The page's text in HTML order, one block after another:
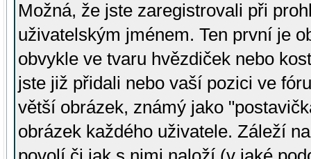
Možná, že jste zaregistrovali při
uživatelským jménem. Ten první je
obvykle ve tvaru hvězdiček nebo
jste již přidali nebo vaší pozici ve
větší obrázek, známý jako
obrázek každého uživatele. Záleží